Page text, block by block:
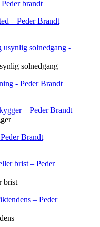
solnedgang
brist